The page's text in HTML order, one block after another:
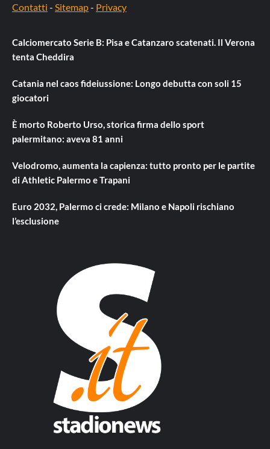
Contatti - Sitemap- Privacy
Calciomercato Serie B: Pisa e Catanzaro scatenati. Il Verona
tenta Cheddira
Catania nel caos fideiussione: Longo debutta con soli 15
giocatori
È morto Roberto Urso, storica firma dello sport
palermitano: aveva 81 anni
Velodromo, aumenta la capienza: tutto pronto per le partite
di Athletic Palermo e Trapani
Euro 2032, Palermo ci crede: Milano e Napoli rischiano
l’esclusione